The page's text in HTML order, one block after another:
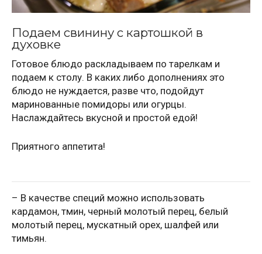
Подаем свинину с картошкой в
духовке
Готовое блюдо раскладываем по тарелкам и
подаем к столу. В каких либо дополнениях это
блюдо не нуждается, разве что, подойдут
маринованные помидоры или огурцы.
Наслаждайтесь вкусной и простой едой!
Приятного аппетита!
– В качестве специй можно использовать
кардамон, тмин, черный молотый перец, белый
молотый перец, мускатный орех, шалфей или
тимьян.